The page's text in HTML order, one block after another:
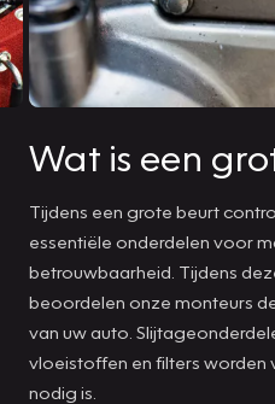
Wat is een
Tijdens een grote beurt
essentiële onderdelen voor
betrouwbaarheid. Tijdens
beoordelen onze monteurs
van uw auto.
vloeistoffen en filters worden
nodig is.